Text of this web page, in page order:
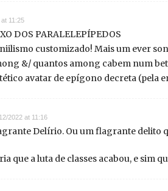
11:25
DOS PARALELEPÍPEDOS
niilismo customizado! Mais um ever
&/ quantos among cabem num
avatar de epígono decreta (pela
2022 at 11:16
Delírio. Ou um flagrante delito
que a luta de classes acabou, e sim